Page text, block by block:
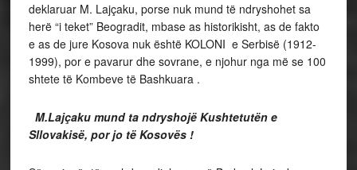
deklaruar M. Lajçaku, porse nuk mund të ndryshohet sa
herë “i teket” Beogradit, mbase as historikisht, as de fakto
e as de jure Kosova nuk është KOLONI e Serbisë (1912-
1999), por e pavarur dhe sovrane, e njohur nga më se 100
shtete të Kombeve të Bashkuara .
M.Lajçaku mund ta ndryshojë Kushtetutën e
Sllovakisë, por jo të Kosovës !